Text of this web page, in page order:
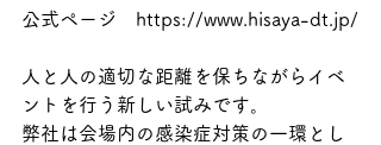
公式ページ　https://www.hisaya-dt.jp/
人と人の適切な距離を保ちながらイベ
ントを行う新しい試みです。
弊社は会場内の感染症対策の一環とし